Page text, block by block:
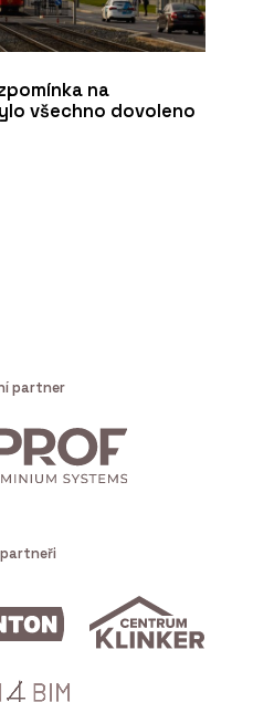
na
všechno dovoleno
partner